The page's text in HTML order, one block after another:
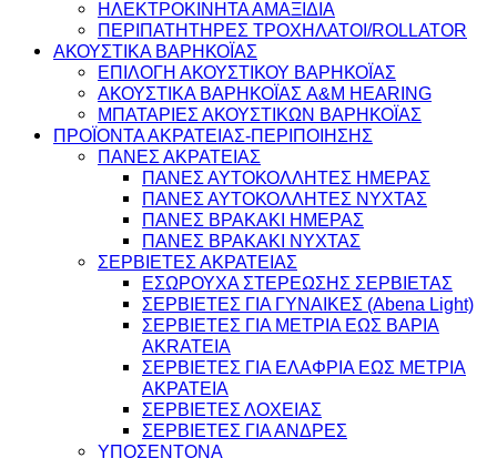
ΗΛΕΚΤΡΟΚΙΝΗΤΑ ΑΜΑΞΙΔΙΑ
ΠΕΡΙΠΑΤΗΤΗΡΕΣ ΤΡΟΧΗΛΑΤΟΙ/ROLLATOR
ΑΚΟΥΣΤΙΚΑ ΒΑΡΗΚΟΪΑΣ
ΕΠΙΛΟΓΗ ΑΚΟΥΣΤΙΚΟΥ ΒΑΡΗΚΟΪΑΣ
ΑΚΟΥΣΤΙΚΑ ΒΑΡΗΚΟΪΑΣ A&M HEARING
ΜΠΑΤΑΡΙΕΣ ΑΚΟΥΣΤΙΚΩΝ ΒΑΡΗΚΟΪΑΣ
ΠΡΟΪΟΝΤΑ ΑΚΡΑΤΕΙΑΣ-ΠΕΡΙΠΟΙΗΣΗΣ
ΠΑΝΕΣ ΑΚΡΑΤΕΙΑΣ
ΠΑΝΕΣ ΑΥΤΟΚΟΛΛΗΤΕΣ ΗΜΕΡΑΣ
ΠΑΝΕΣ ΑΥΤΟΚΟΛΛΗΤΕΣ ΝΥΧΤΑΣ
ΠΑΝΕΣ ΒΡΑΚΑΚΙ ΗΜΕΡΑΣ
ΠΑΝΕΣ ΒΡΑΚΑΚΙ ΝΥΧΤΑΣ
ΣΕΡΒΙΕΤΕΣ ΑΚΡΑΤΕΙΑΣ
ΕΣΩΡΟΥΧΑ ΣΤΕΡΕΩΣΗΣ ΣΕΡΒΙΕΤΑΣ
ΣΕΡΒΙΕΤΕΣ ΓΙΑ ΓΥΝΑΙΚΕΣ (Abena Light)
ΣΕΡΒΙΕΤΕΣ ΓΙΑ ΜΕΤΡΙΑ ΕΩΣ ΒΑΡΙΑ
AKRATEIA
ΣΕΡΒΙΕΤΕΣ ΓΙΑ ΕΛΑΦΡΙΑ ΕΩΣ ΜΕΤΡΙΑ
ΑΚΡΑΤΕΙΑ
ΣΕΡΒΙΕΤΕΣ ΛΟΧΕΙΑΣ
ΣΕΡΒΙΕΤΕΣ ΓΙΑ ΑΝΔΡΕΣ
ΥΠΟΣΕΝΤΟΝΑ